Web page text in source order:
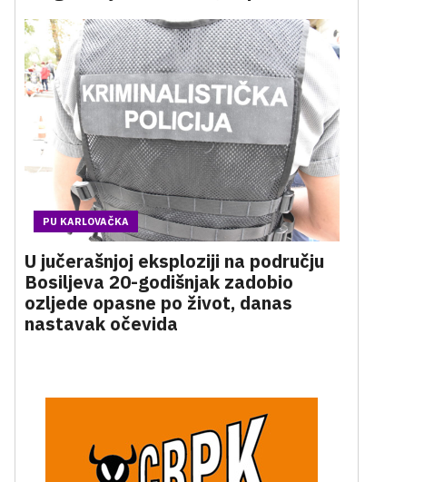
PU KARLOVAČKA
U jučerašnjoj eksploziji na području
Bosiljeva 20-godišnjak zadobio
ozljede opasne po život, danas
nastavak očevida